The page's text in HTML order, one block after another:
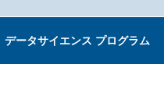
データサイエンス プログラム